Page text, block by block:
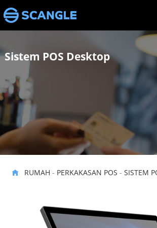
RUMAH
POS
INDUSTRI
MENGENAI
SAYA
SOKONGAN
HUBUNGI
KAMI
Sistem POS Desktop
RUMAH - PERKAKASAN POS -SISTEM
DESKTOP